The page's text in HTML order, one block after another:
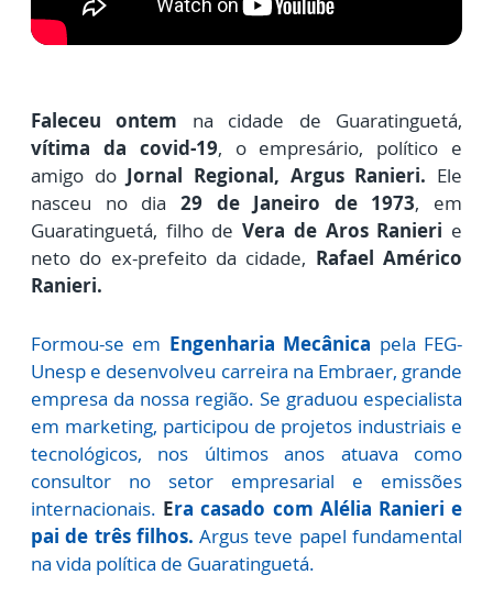
Faleceu ontem na cidade de Guaratinguetá,
vítima da covid-19, o empresário, político e
amigo doJornal Regional, Argus Ranieri. Ele
nasceu no dia 29 de Janeiro de 1973, em
Guaratinguetá, filho de Vera de Aros Ranieri e
neto do ex-prefeito da cidade, Rafael Américo
Ranieri.
Formou-se em Engenharia Mecânica pela FEG-
Unesp e desenvolveu carreira na Embraer, grande
empresa da nossa região. Se graduou especialista
em marketing, participou de projetos industriais e
tecnológicos, nos últimos anos atuava como
consultor no setor empresarial e emissões
internacionais. Era casado com Alélia Ranieri e
pai de três filhos. Argus teve papel fundamental
na vida política de Guaratinguetá.